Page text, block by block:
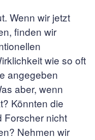
Wenn wir jetzt
finden wir
wie so oft
angegeben
aber, wenn
Könnten die
Forscher nicht
Nehmen wir